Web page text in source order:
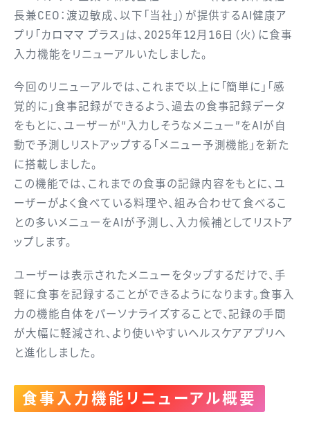
長兼CEO：渡辺敏成、以下「当社」）が提供するAI健康ア
プリ「カロママ プラス」は、2025年12月16日（火）に食事
入力機能をリニューアルいたしました。
今回のリニューアルでは、これまで以上に「簡単に」「感
覚的に」食事記録ができるよう、過去の食事記録データ
をもとに、ユーザーが“入力しそうなメニュー”をAIが自
動で予測しリストアップする「メニュー予測機能」を新た
に搭載しました。
この機能では、これまでの食事の記録内容をもとに、ユ
ーザーがよく食べている料理や、組み合わせて食べるこ
との多いメニューをAIが予測し、入力候補としてリストア
ップします。
ユーザーは表示されたメニューをタップするだけで、手
軽に食事を記録することができるようになります。食事入
力の機能自体をパーソナライズすることで、記録の手間
が大幅に軽減され、より使いやすいヘルスケアアプリへ
と進化しました。
食事入力機能リニューアル概要